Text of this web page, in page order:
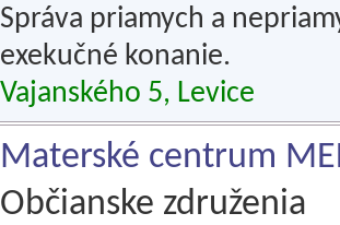
Správa priamych a
exekučné konanie.
Vajanského 5, Levice
Materské centrum
Občianske združenia